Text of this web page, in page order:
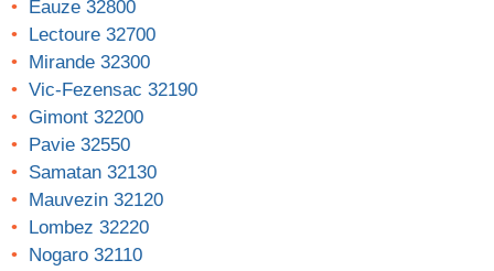
Eauze 32800
Lectoure 32700
Mirande 32300
Vic-Fezensac 32190
Gimont 32200
Pavie 32550
Samatan 32130
Mauvezin 32120
Lombez 32220
Nogaro 32110